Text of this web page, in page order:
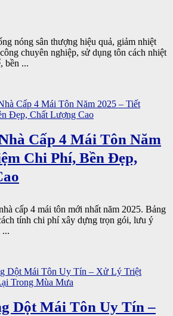
nóng sân thượng hiệu quả, giảm nhiệt
chuyên nghiệp, sử dụng tôn cách nhiệt
bền ...
Cấp 4 Mái Tôn Năm
Chi Phí, Bền Đẹp,
cấp 4 mái tôn mới nhất năm 2025. Bảng
tính chi phí xây dựng trọn gói, lưu ý
...
Dột Mái Tôn Uy Tín –